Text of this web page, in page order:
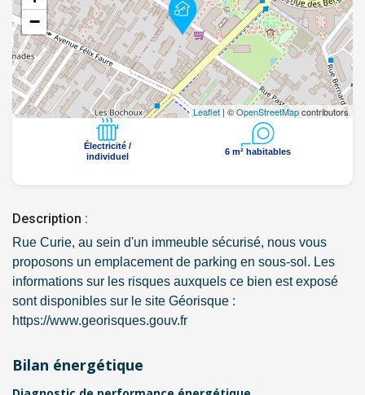
−
Leaflet | ©OpenStreetMapcontributors
Électricité /
individuel
6 m² habitables
Description :
Rue Curie, au sein d'un immeuble sécurisé, nous vous
proposons un emplacement de parking en sous-sol. Les
informations sur les risques auxquels ce bien est exposé
sont disponibles sur le site Géorisque :
https://www.georisques.gouv.fr
Bilan énergétique